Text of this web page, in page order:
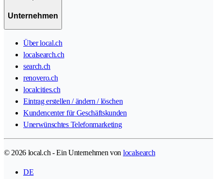
Unternehmen
Über local.ch
localsearch.ch
search.ch
renovero.ch
localcities.ch
Eintrag erstellen / ändern / löschen
Kundencenter für Geschäftskunden
Unerwünschtes Telefonmarketing
© 2026 local.ch - Ein Unternehmen von localsearch
DE